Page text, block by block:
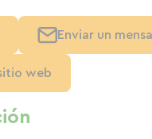
Enviar un
web